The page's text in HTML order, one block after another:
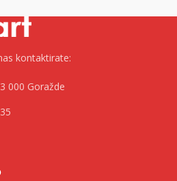
Boja:Crvena
PC & Mac kompatibilan
kontaktirate:
000 Goražde